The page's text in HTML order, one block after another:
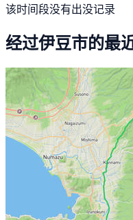
该时间段没有出没记录
经过伊豆市的最